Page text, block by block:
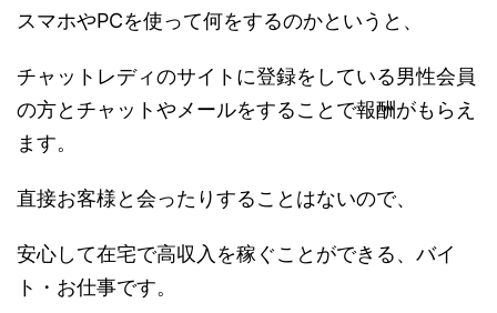
スマホやPCを使って何をするのかというと、
チャットレディのサイトに登録をしている男性会員
の方とチャットやメールをすることで報酬がもらえ
ます。
直接お客様と会ったりすることはないので、
安心して在宅で高収入を稼ぐことができる、バイ
ト・お仕事です。